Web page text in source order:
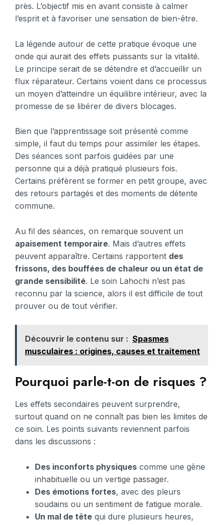
près. L’objectif mis en avant consiste à calmer
l’esprit et à favoriser une sensation de bien-être.
La légende autour de cette pratique évoque une
onde qui aurait des effets puissants sur la vitalité.
Le principe serait de se détendre et d’accueillir un
flux réparateur. Certains voient dans ce processus
un moyen d’atteindre un équilibre intérieur, avec la
promesse de se libérer de divers blocages.
Bien que l’apprentissage soit présenté comme
simple, il faut du temps pour assimiler les étapes.
Des séances sont parfois guidées par une
personne qui a déjà pratiqué plusieurs fois.
Certains préfèrent se former en petit groupe, avec
des retours partagés et des moments de détente
commune.
Au fil des séances, on remarque souvent un
apaisement temporaire. Mais d’autres effets
peuvent apparaître. Certains rapportent des
frissons, des bouffées de chaleur ou un état de
grande sensibilité. Le soin Lahochi n’est pas
reconnu par la science, alors il est difficile de tout
prouver ou de tout vérifier.
Découvrir le contenu sur : Spasmes
musculaires : origines, causes et traitement
Pourquoi parle-t-on de risques ?
Les effets secondaires peuvent surprendre,
surtout quand on ne connaît pas bien les limites de
ce soin. Les points suivants reviennent parfois
dans les discussions :
Des inconforts physiques comme une gêne
inhabituelle ou un vertige passager.
Des émotions fortes, avec des pleurs
soudains ou un sentiment de fatigue morale.
Un mal de tête qui dure plusieurs heures,